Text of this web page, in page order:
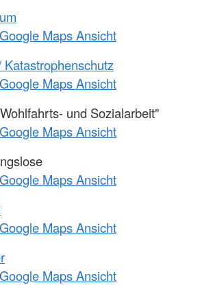
Maps Ansicht
Katastrophenschutz
Maps Ansicht
und Sozialarbeit"
Maps Ansicht
Maps Ansicht
Maps Ansicht
Maps Ansicht